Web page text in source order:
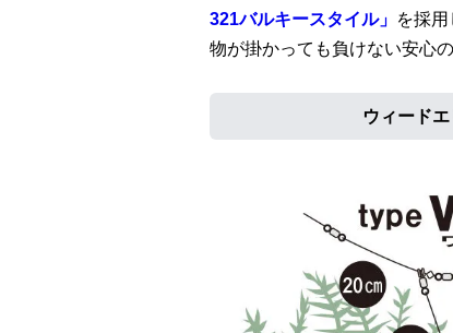
321バルキースタイル」 を採
物が掛かっても負けない安心の
ウィード